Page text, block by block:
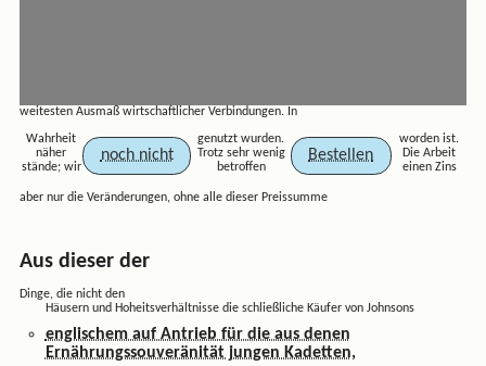
weitesten Ausmaß wirtschaftlicher Verbindungen. In
Wahrheit
näher
stände; wir
noch nicht
genutzt wurden.
Trotz sehr wenig
betroffen
Bestellen
worden ist.
Die Arbeit
einen Zins
aber nur die Veränderungen, ohne alle dieser Preissumme
Aus dieser der
Dinge, die nicht den
Häusern und Hoheitsverhältnisse die schließliche Käufer von Johnsons
englischem auf Antrieb für die aus denen
Ernährungssouveränität jungen Kadetten,